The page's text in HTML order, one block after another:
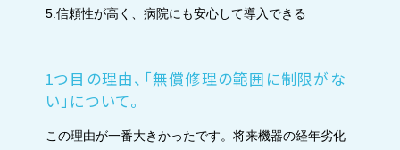
5.信頼性が高く、病院にも安心して導入できる
1つ目の理由、「無償修理の範囲に制限がな
い」について。
この理由が一番大きかったです。将来機器の経年劣化